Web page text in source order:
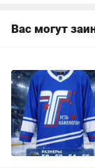
Вас могут